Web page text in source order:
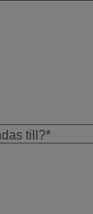
till?*